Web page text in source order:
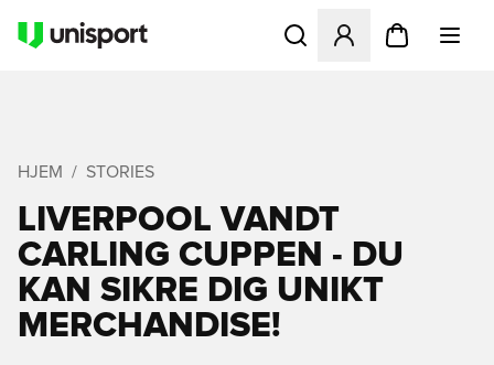
Åbner en Modal til at
HJEM STORIES
LIVERPOOL VANDT
CARLING CUPPEN - DU
KAN SIKRE DIG UNIKT
MERCHANDISE!